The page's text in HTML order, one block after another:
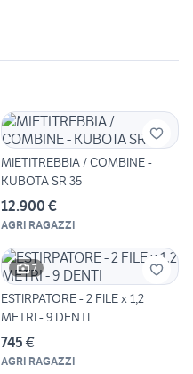
MIETITREBBIA / COMBINE -
KUBOTA SR 35
12.900 €
AGRI RAGAZZI
7
ESTIRPATORE - 2 FILE x 1,2
METRI - 9 DENTI
745 €
AGRI RAGAZZI